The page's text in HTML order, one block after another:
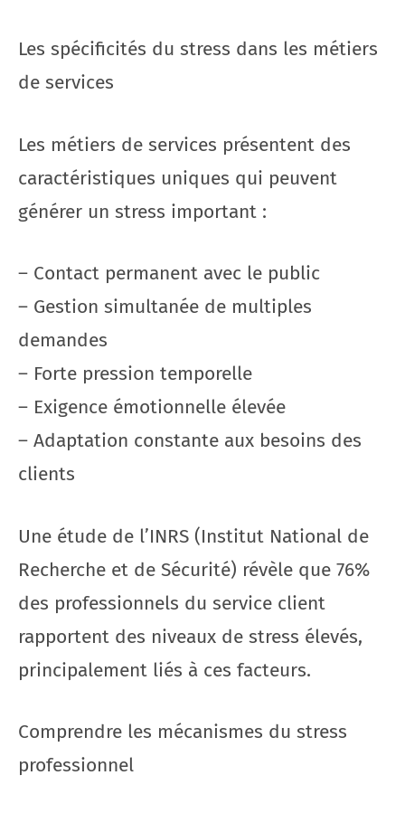
Les spécificités du stress dans les métiers
de services
Les métiers de services présentent des
caractéristiques uniques qui peuvent
générer un stress important :
– Contact permanent avec le public
– Gestion simultanée de multiples
demandes
– Forte pression temporelle
– Exigence émotionnelle élevée
– Adaptation constante aux besoins des
clients
Une étude de l’INRS (Institut National de
Recherche et de Sécurité) révèle que 76%
des professionnels du service client
rapportent des niveaux de stress élevés,
principalement liés à ces facteurs.
Comprendre les mécanismes du stress
professionnel